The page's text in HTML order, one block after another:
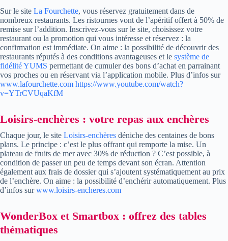
Sur le site La Fourchette, vous réservez gratuitement dans de
nombreux restaurants. Les ristournes vont de l’apéritif offert à 50% de
remise sur l’addition. Inscrivez-vous sur le site, choisissez votre
restaurant ou la promotion qui vous intéresse et réservez : la
confirmation est immédiate. On aime : la possibilité de découvrir des
restaurants réputés à des conditions avantageuses et le système de
fidélité YUMS permettant de cumuler des bons d’achat en parrainant
vos proches ou en réservant via l’application mobile. Plus d’infos sur
www.lafourchette.com https://www.youtube.com/watch?
v=YTrCVUqaKfM
Loisirs-enchères : votre repas aux enchères
Chaque jour, le site Loisirs-enchères déniche des centaines de bons
plans. Le principe : c’est le plus offrant qui remporte la mise. Un
plateau de fruits de mer avec 30% de réduction ? C’est possible, à
condition de passer un peu de temps devant son écran. Attention
également aux frais de dossier qui s’ajoutent systématiquement au prix
de l’enchère. On aime : la possibilité d’enchérir automatiquement. Plus
d’infos surwww.loisirs-encheres.com
WonderBox et Smartbox : offrez des tables
thématiques